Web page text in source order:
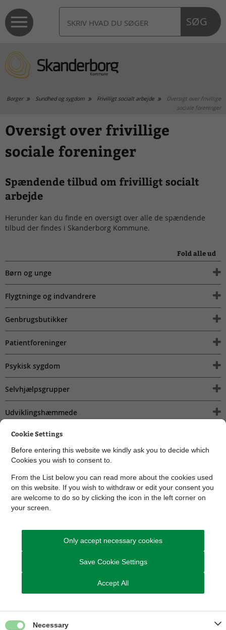
SØG
Borger Sundhed og sygdom Frivilligt socialt arbejde
Oversigt over frivillige
sociale foreninger
Oversigt over frivillige
sociale foreninger
Spændende tilbud om frivilligt socialt
arbejde
Herunder kan du finde en oversigt over alle de spændende
tilbud der findes i Skanderborg Kommune.
Fold alle ud
Børn og unge
Flygtninge og indvandrere
Genbrugsbutikker
Patientforeninger
Psykisk sygdom
Selvhjælpsgrupper
Udviklingshæmmede
Ældre
Andre foreninger
Har du ændringer til oversigten?
frivilligt.socialt.arbejde@skanderborg.dk
Send Digital Post til Frivilligt socialt arbejde
Cookie Settings
Before entering this website we kindly ask you to decide which
Cookies you wish to consent to.
From the List below you can read more about the cookies used
on this website. If you wish to withdraw or edit your consent you
are welcome to do so by clicking the icon in the left corner on
your screen.
Only accept necessary cookies
Save Cookie Settings
Accept All
Necessary